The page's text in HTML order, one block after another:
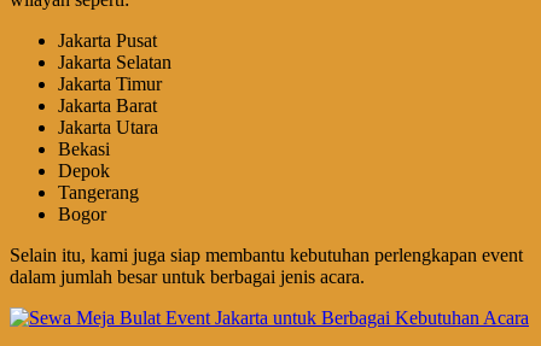
Jakarta Pusat
Jakarta Selatan
Jakarta Timur
Jakarta Barat
Jakarta Utara
Bekasi
Depok
Tangerang
Bogor
Selain itu, kami juga siap membantu kebutuhan perlengkapan event
dalam jumlah besar untuk berbagai jenis acara.